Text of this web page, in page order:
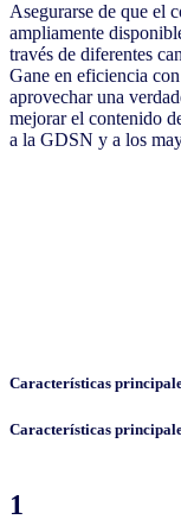
Asegurarse de que el
ampliamente
través de diferentes
Gane en eficiencia
aprovechar una
mejorar el contenido
a la GDSN y a los
Características
Características
1